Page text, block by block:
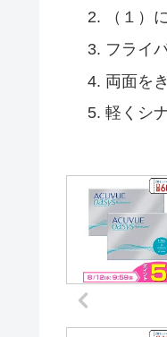
（１）
フライ
両面を
軽くシ